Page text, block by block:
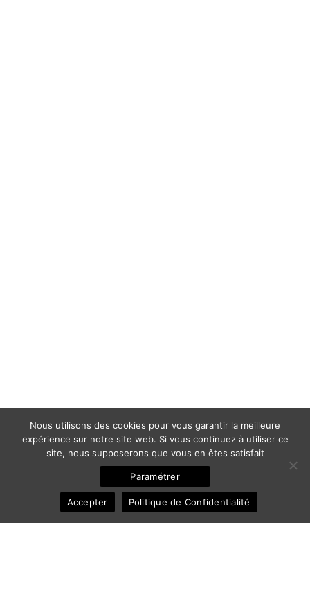
Nous utilisons des cookies pour vous garantir la meilleure
expérience sur notre site web. Si vous continuez à utiliser ce
site, nous supposerons que vous en êtes satisfait
Paramétrer
Accepter Politique de Confidentialité